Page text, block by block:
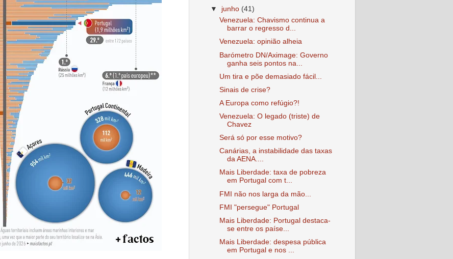
▼ junho (41)
Venezuela: Chavismo continua a
barrar o regresso d...
Venezuela: opinião alheia
Barómetro DN/Aximage: Governo
ganha seis pontos na...
Um tira e põe demasiado fácil...
Sinais de crise?
A Europa como refúgio?!
Venezuela: O legado (triste) de
Chavez
Será só por esse motivo?
Canárias, a instabilidade das taxas
da AENA....
Mais Liberdade: taxa de pobreza
em Portugal com t...
FMI não nos larga da mão...
FMI "persegue" Portugal
Mais Liberdade: Portugal destaca-
se entre os paíse...
Mais Liberdade: despesa pública
em Portugal e nos ...